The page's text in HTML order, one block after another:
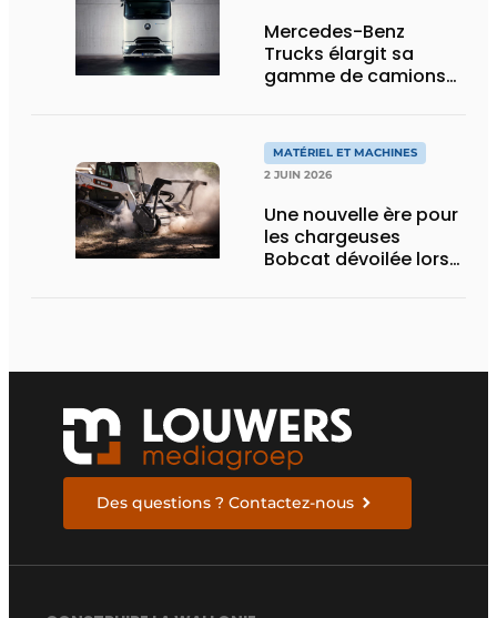
Mercedes-Benz
Trucks élargit sa
gamme de camions
eActros Lowliner
MATÉRIEL ET MACHINES
2 JUIN 2026
Une nouvelle ère pour
les chargeuses
Bobcat dévoilée lors
Des questions ? Contactez-nous